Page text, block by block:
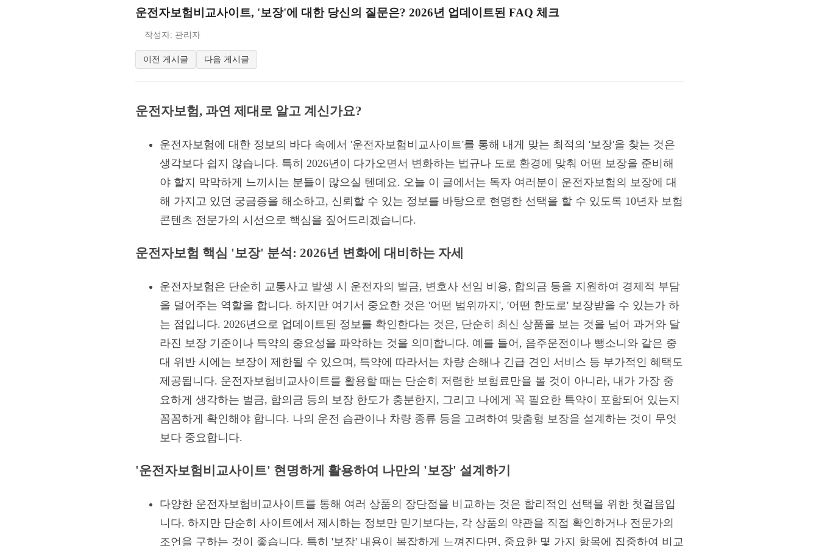
운전자보험비교사이트, '보장'에 대한 당신의 질문은? 2026년 업데이트된 FAQ 체크
작성자: 관리자
이전 게시글 다음 게시글
운전자보험, 과연 제대로 알고 계신가요?
운전자보험에 대한 정보의 바다 속에서 '운전자보험비교사이트'를 통해 내게 맞는 최적의 '보장'을 찾는 것은
생각보다 쉽지 않습니다. 특히 2026년이 다가오면서 변화하는 법규나 도로 환경에 맞춰 어떤 보장을 준비해
야 할지 막막하게 느끼시는 분들이 많으실 텐데요. 오늘 이 글에서는 독자 여러분이 운전자보험의 보장에 대
해 가지고 있던 궁금증을 해소하고, 신뢰할 수 있는 정보를 바탕으로 현명한 선택을 할 수 있도록 10년차 보험
콘텐츠 전문가의 시선으로 핵심을 짚어드리겠습니다.
운전자보험 핵심 '보장' 분석: 2026년 변화에 대비하는 자세
운전자보험은 단순히 교통사고 발생 시 운전자의 벌금, 변호사 선임 비용, 합의금 등을 지원하여 경제적 부담
을 덜어주는 역할을 합니다. 하지만 여기서 중요한 것은 '어떤 범위까지', '어떤 한도로' 보장받을 수 있는가 하
는 점입니다. 2026년으로 업데이트된 정보를 확인한다는 것은, 단순히 최신 상품을 보는 것을 넘어 과거와 달
라진 보장 기준이나 특약의 중요성을 파악하는 것을 의미합니다. 예를 들어, 음주운전이나 뺑소니와 같은 중
대 위반 시에는 보장이 제한될 수 있으며, 특약에 따라서는 차량 손해나 긴급 견인 서비스 등 부가적인 혜택도
제공됩니다. 운전자보험비교사이트를 활용할 때는 단순히 저렴한 보험료만을 볼 것이 아니라, 내가 가장 중
요하게 생각하는 벌금, 합의금 등의 보장 한도가 충분한지, 그리고 나에게 꼭 필요한 특약이 포함되어 있는지
꼼꼼하게 확인해야 합니다. 나의 운전 습관이나 차량 종류 등을 고려하여 맞춤형 보장을 설계하는 것이 무엇
보다 중요합니다.
'운전자보험비교사이트' 현명하게 활용하여 나만의 '보장' 설계하기
다양한 운전자보험비교사이트를 통해 여러 상품의 장단점을 비교하는 것은 합리적인 선택을 위한 첫걸음입
니다. 하지만 단순히 사이트에서 제시하는 정보만 믿기보다는, 각 상품의 약관을 직접 확인하거나 전문가의
조언을 구하는 것이 좋습니다. 특히 '보장' 내용이 복잡하게 느껴진다면, 중요한 몇 가지 항목에 집중하여 비교